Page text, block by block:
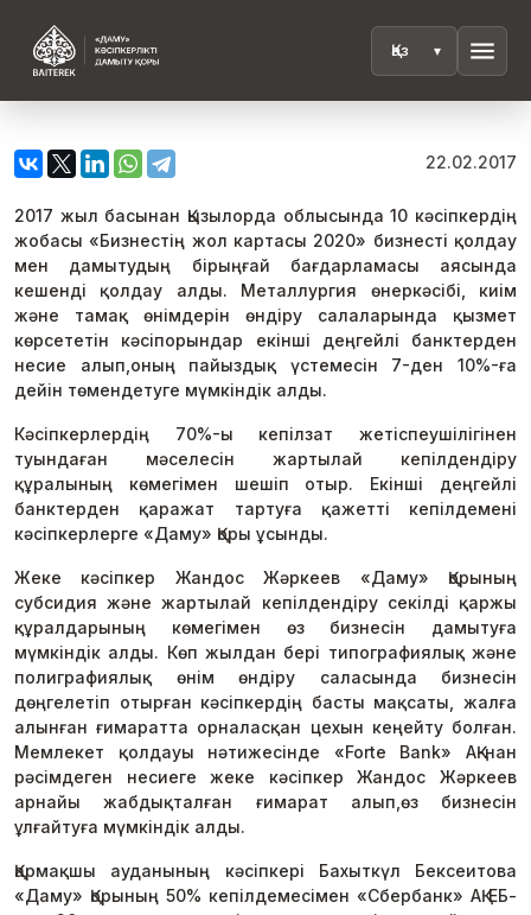
menu
22.02.2017
2017 жыл басынан Қызылорда облысында 10 кәсіпкердің
жобасы «Бизнестің жол картасы 2020» бизнесті қолдау
мен дамытудың бірыңғай бағдарламасы аясында
кешенді қолдау алды. Металлургия өнеркәсібі, киім
және тамақ өнімдерін өндіру салаларында қызмет
көрсететін кәсіпорындар екінші деңгейлі банктерден
несие алып,оның пайыздық үстемесін 7-ден 10%-ға
дейін төмендетуге мүмкіндік алды.
Кәсіпкерлердің 70%-ы кепілзат жетіспеушілігінен
туындаған мәселесін жартылай кепілдендіру
құралының көмегімен шешіп отыр. Екінші деңгейлі
банктерден қаражат тартуға қажетті кепілдемені
кәсіпкерлерге «Даму» Қоры ұсынды.
Жеке кәсіпкер Жандос Жәркеев «Даму» Қорының
субсидия және жартылай кепілдендіру секілді қаржы
құралдарының көмегімен өз бизнесін дамытуға
мүмкіндік алды. Көп жылдан бері типографиялық және
полиграфиялық өнім өндіру саласында бизнесін
дөңгелетіп отырған кәсіпкердің басты мақсаты, жалға
алынған ғимаратта орналасқан цехын кеңейту болған.
Мемлекет қолдауы нәтижесінде «Forte Bank» АҚ-нан
рәсімдеген несиеге жеке кәсіпкер Жандос Жәркеев
арнайы жабдықталған ғимарат алып,өз бизнесін
ұлғайтуға мүмкіндік алды.
Қармақшы ауданының кәсіпкері Бахыткүл Бексеитова
«Даму» Қорының 50% кепілдемесімен «Сбербанк» АҚ ЕБ-